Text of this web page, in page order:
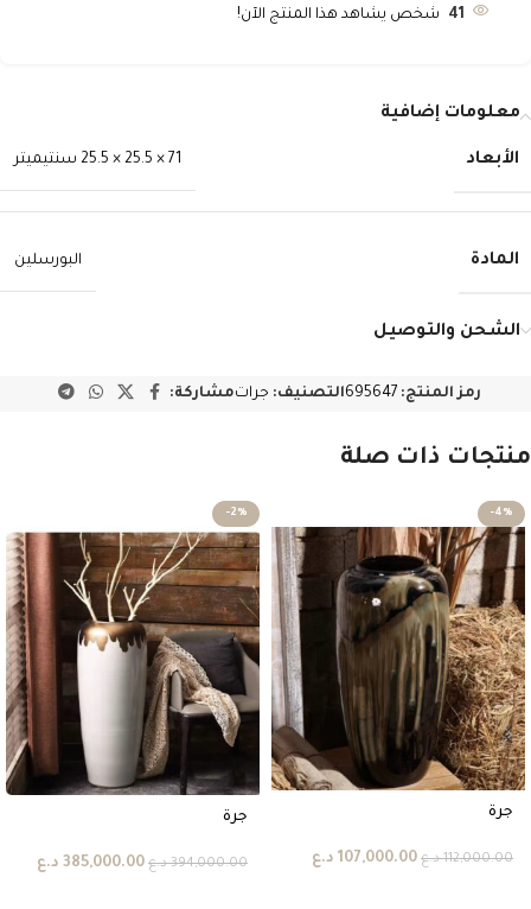
41 شخص يشاهد هذا المنتج الآن!
معلومات إضافية
الأبعاد 71 × 25.5 × 25.5 سنتيميتر
المادة البورسلين
الشحن والتوصيل
رمز المنتج: 695647التصنيف: جراتمشاركة:
منتجات ذات صلة
-4%
جرة
112,000.00 د.ع 107,000.00 د.ع
-2%
جرة
394,000.00 د.ع 385,000.00 د.ع